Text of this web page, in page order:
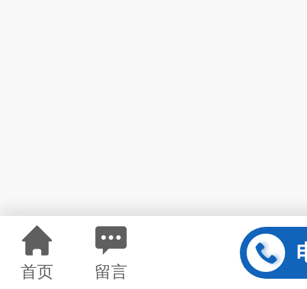
首页 留言